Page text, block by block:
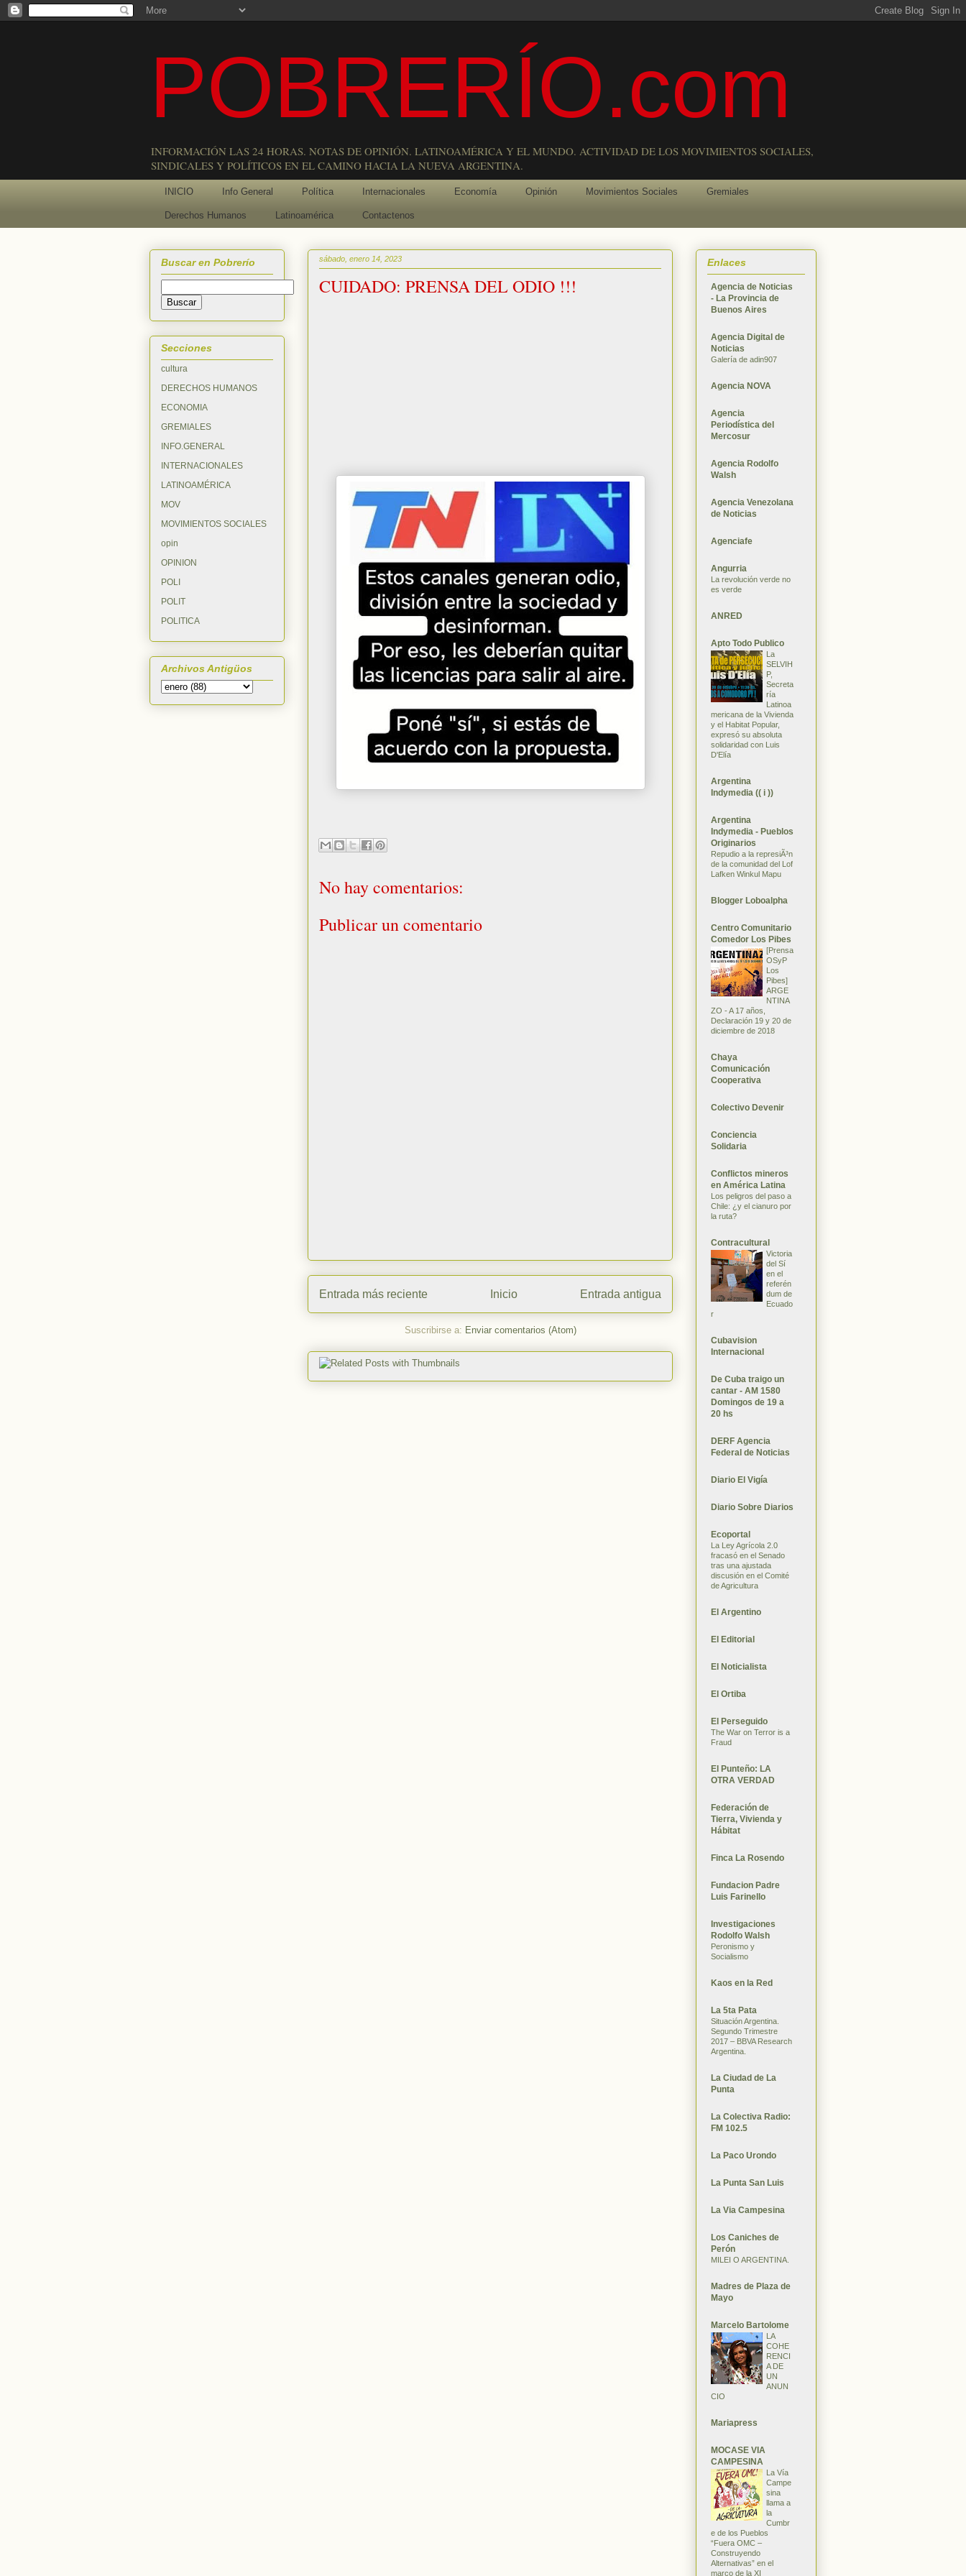
POBRERÍO.com
INFORMACIÓN LAS 24 HORAS. NOTAS DE OPINIÓN. LATINOAMÉRICA Y EL MUNDO. ACTIVIDAD DE LOS MOVIMIENTOS SOCIALES,
SINDICALES Y POLÍTICOS EN EL CAMINO HACIA LA NUEVA ARGENTINA.
INICIO Info General Política Internacionales Economía Opinión Movimientos Sociales Gremiales
Derechos Humanos Latinoamérica Contactenos
sábado, enero 14, 2023
CUIDADO: PRENSA DEL ODIO !!!
No hay comentarios:
Publicar un comentario
Entrada más reciente Entrada antigua
Inicio
Suscribirse a: Enviar comentarios (Atom)
Buscar en Pobrerío
Secciones
cultura
DERECHOS HUMANOS
ECONOMIA
GREMIALES
INFO.GENERAL
INTERNACIONALES
LATINOAMÉRICA
MOV
MOVIMIENTOS SOCIALES
opin
OPINION
POLI
POLIT
POLITICA
Archivos Antigüos
Enlaces
Agencia de Noticias
- La Provincia de
Buenos Aires
Agencia Digital de
Noticias
Galería de adin907
Agencia NOVA
Agencia
Periodística del
Mercosur
Agencia Rodolfo
Walsh
Agencia Venezolana
de Noticias
Agenciafe
Angurria
La revolución verde no
es verde
ANRED
Apto Todo Publico
La
SELVIH
P,
Secreta
ría
Latinoa
mericana de la Vivienda
y el Habitat Popular,
expresó su absoluta
solidaridad con Luis
D'Elía
Argentina
Indymedia (( i ))
Argentina
Indymedia - Pueblos
Originarios
Repudio a la represiÃ³n
de la comunidad del Lof
Lafken Winkul Mapu
Blogger Loboalpha
Centro Comunitario
Comedor Los Pibes
[Prensa
OSyP
Los
Pibes]
ARGE
NTINA
ZO - A 17 años,
Declaración 19 y 20 de
diciembre de 2018
Chaya
Comunicación
Cooperativa
Colectivo Devenir
Conciencia
Solidaria
Conflictos mineros
en América Latina
Los peligros del paso a
Chile: ¿y el cianuro por
la ruta?
Contracultural
Victoria
del Sí
en el
referén
dum de
Ecuado
r
Cubavision
Internacional
De Cuba traigo un
cantar - AM 1580
Domingos de 19 a
20 hs
DERF Agencia
Federal de Noticias
Diario El Vigía
Diario Sobre Diarios
Ecoportal
La Ley Agrícola 2.0
fracasó en el Senado
tras una ajustada
discusión en el Comité
de Agricultura
El Argentino
El Editorial
El Noticialista
El Ortiba
El Perseguido
The War on Terror is a
Fraud
El Punteño: LA
OTRA VERDAD
Federación de
Tierra, Vivienda y
Hábitat
Finca La Rosendo
Fundacion Padre
Luis Farinello
Investigaciones
Rodolfo Walsh
Peronismo y
Socialismo
Kaos en la Red
La 5ta Pata
Situación Argentina.
Segundo Trimestre
2017 – BBVA Research
Argentina.
La Ciudad de La
Punta
La Colectiva Radio:
FM 102.5
La Paco Urondo
La Punta San Luis
La Via Campesina
Los Caniches de
Perón
MILEI O ARGENTINA.
Madres de Plaza de
Mayo
Marcelo Bartolome
LA
COHE
RENCI
A DE
UN
ANUN
CIO
Mariapress
MOCASE VIA
CAMPESINA
La Vía
Campe
sina
llama a
la
Cumbr
e de los Pueblos
“Fuera OMC –
Construyendo
Alternativas” en el
marco de la XI